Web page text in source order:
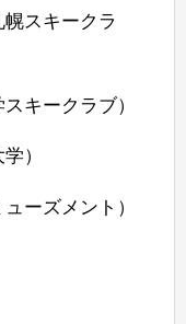
スキークラ
スキークラブ）
）
ーズメント）